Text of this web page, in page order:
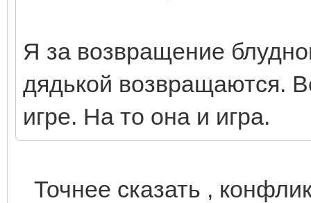
Я за возвращение
дядькой возвращаются.
игре. На то она и игра.
Точнее сказать ,